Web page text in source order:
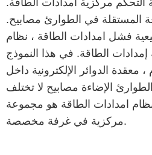
مركزية امدادات الطاقة.
المستقلة في الطوارئ مصابيح.
فشل امدادات الطاقة ، نظام
إمدادات الطاقة. في هذا النموذج
معقدة الدوائر الإلكترونية داخل
الإضاءة مصابيح لا تختلف
امدادات الطاقة هو مجموعة
مركزية في غرفة مخصصة.